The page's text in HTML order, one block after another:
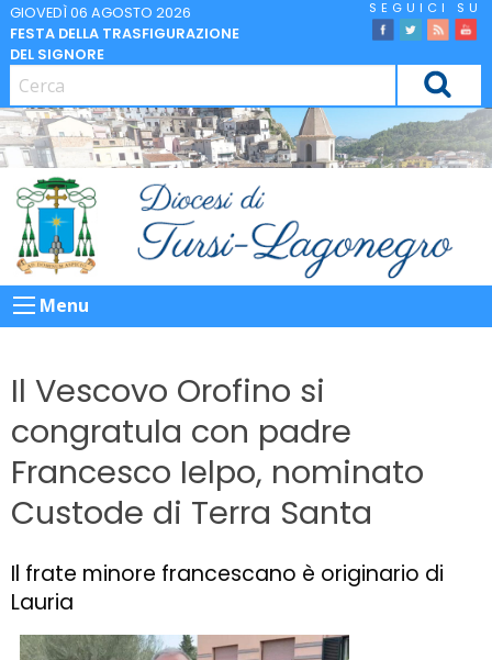
Skip
to
content
GIOVEDÌ 06 AGOSTO 2026
FESTA DELLA TRASFIGURAZIONE
DEL SIGNORE
facebook
Twitter
Feed
CERCA
Menu
Il Vescovo Orofino si
congratula con padre
Francesco Ielpo, nominato
Custode di Terra Santa
Il frate minore francescano è originario di
Lauria